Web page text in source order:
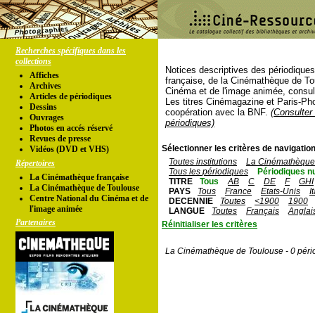
Recherches spécifiques dans les
collections
Affiches
Archives
Articles de périodiques
Dessins
Ouvrages
Photos en accés réservé
Revues de presse
Vidéos (DVD et VHS)
Répertoires
La Cinémathèque française
La Cinémathèque de Toulouse
Centre National du Cinéma et de
l'image animée
Partenaires
Notices descriptives des
française, de la Cinémathèque de
Cinéma et de l'image animée,
Les titres Cinémagazine et Paris-
coopération avec la BNF.
périodiques)
Sélectionner les critères de
Toutes institutions
La
Tous les périodiques
Périodiques
TITRE
Tous AB C DE F
GHI
PAYS
Tous France Etats-Unis
DECENNIE
Toutes <1900
1900
LANGUE
Toutes Français
Réinitialiser les critères
La Cinémathèque de Toulouse - 0